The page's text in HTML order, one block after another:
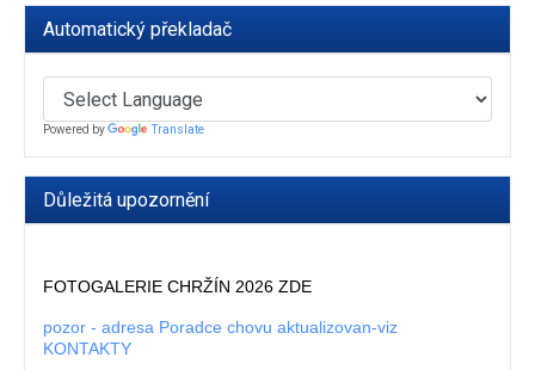
Automatický překladač
Powered by Translate
Důležitá upozornění
FOTOGALERIE CHRŽÍN 2026 ZDE
pozor - adresa Poradce chovu aktualizovan-viz
KONTAKTY